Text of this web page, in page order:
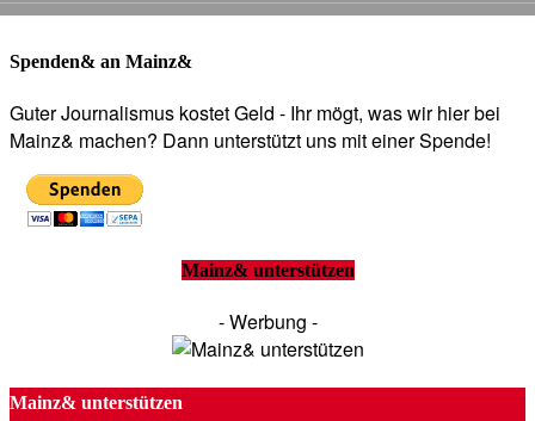
Spenden& an Mainz&
Guter Journalismus kostet Geld - Ihr mögt, was wir hier bei
Mainz& machen? Dann unterstützt uns mit einer Spende!
Mainz& unterstützen
- Werbung -
Mainz& unterstützen